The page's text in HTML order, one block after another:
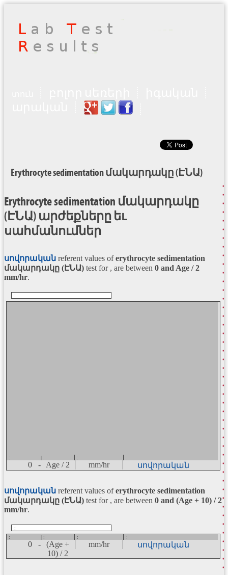
Erythrocyte sedimentation մակարդակը (ԷՆԱ)
Erythrocyte sedimentation մակարդակը
(ԷՆԱ) արժեքները եւ
սահմանումներ
սովորական referent values oferythrocyte sedimentation
մակարդակը (ԷՆԱ) test for , are between 0 and Age / 2
mm/hr.
:
: | : : :
0 - Age / 2 mm/hr սովորական
սովորական referent values oferythrocyte sedimentation
մակարդակը (ԷՆԱ) test for , are between 0 and (Age + 10) / 2
mm/hr.
:
:
| : : :
0 -
(Age +
10) / 2
mm/hr սովորական